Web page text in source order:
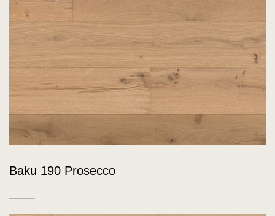
Baku 190 Prosecco